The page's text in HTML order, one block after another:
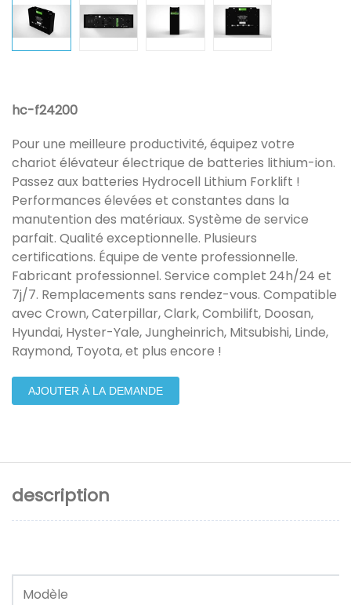
hc-f24200
Pour une meilleure productivité, équipez votre
chariot élévateur électrique de batteries lithium-ion.
Passez aux batteries Hydrocell Lithium Forklift !
Performances élevées et constantes dans la
manutention des matériaux. Système de service
parfait. Qualité exceptionnelle. Plusieurs
certifications. Équipe de vente professionnelle.
Fabricant professionnel. Service complet 24h/24 et
7j/7. Remplacements sans rendez-vous. Compatible
avec Crown, Caterpillar, Clark, Combilift, Doosan,
Hyundai, Hyster-Yale, Jungheinrich, Mitsubishi, Linde,
Raymond, Toyota, et plus encore !
AJOUTER À LA DEMANDE
description
Modèle